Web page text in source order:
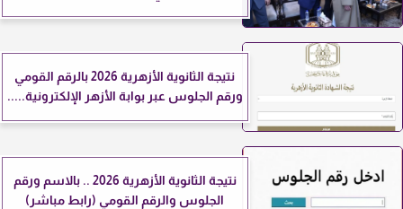
نتيجة الثانوية الأزهرية 2026 بالرقم القومي
ورقم الجلوس عبر بوابة الأزهر الإلكترونية.....
نتيجة الثانوية الأزهرية 2026 .. بالاسم ورقم
الجلوس والرقم القومي (رابط مباشر)